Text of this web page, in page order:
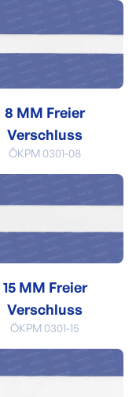
8 MM Freier
Verschluss
ÖKPM 0301-08
15 MM Freier
Verschluss
ÖKPM 0301-15